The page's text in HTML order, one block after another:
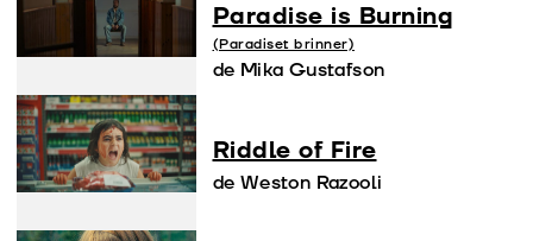
Paradise is Burning
(Paradiset brinner)
de Mika Gustafson
Riddle of Fire
de Weston Razooli